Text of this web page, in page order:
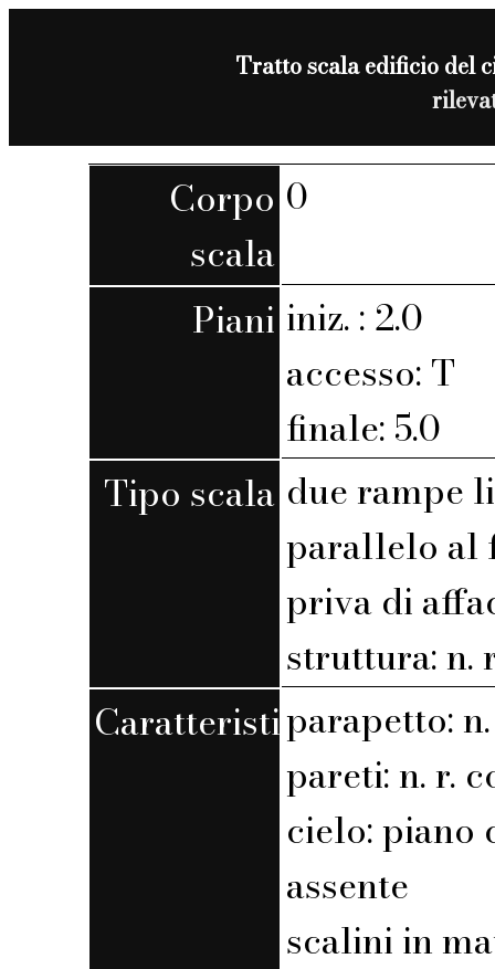
Tratto scala edificio del
Corpo
scala
0
Piani iniz. : 2.0
accesso: T
finale: 5.0
Tipo scala due rampe
parallelo al
priva di
struttura: n.
Caratteristicheparapetto:
pareti: n. r.
cielo: piano
assente
scalini in